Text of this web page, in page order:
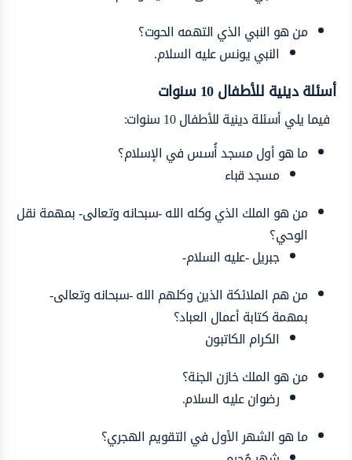
من هو النبي الذي التهمه الحوت؟
النبي يونس عليه السلام.
أسئلة دينية للأطفال 10 سنوات
فيما يلي أسئلة دينية للأطفال 10 سنوات:
ما هو أول مسجد أُسس في الإسلام؟
مسجد قباء
من هو الملك الذي وكله الله -سبحانه وتعالى- بمهمة نقل
الوحي؟
جبريل -عليه السلام-
من هم الملائكة الذين وكلهم الله -سبحانه وتعالى-
بمهمة كتابة أعمال العباد؟
الكرام الكاتبون
من هو الملك خازن الجنة؟
رضوان عليه السلام.
ما هو الشهر الأول في التقويم الهجري؟